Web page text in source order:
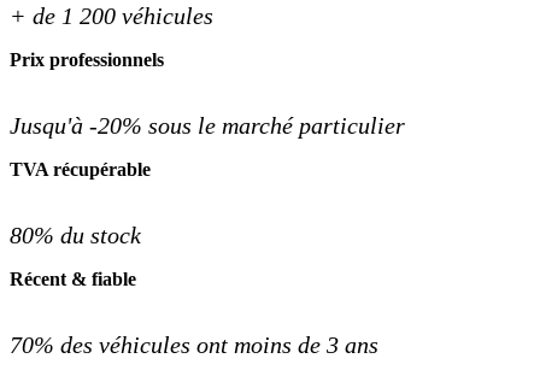
+ de 1 200 véhicules
Prix professionnels
Jusqu'à -20% sous le marché particulier
TVA récupérable
80% du stock
Récent & fiable
70% des véhicules ont moins de 3 ans